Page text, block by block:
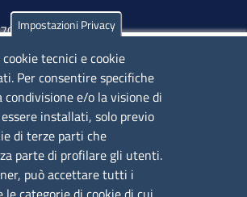
Olbia
| 0789 69580
- 12,00; lunedì pomeriggio: 16,00
Impostazioni Privacy
tecnici e cookie
Per consentire specifiche
e/o la visione di
installati, solo previo
di terze parti che
parte di profilare gli utenti.
può accettare tutti i